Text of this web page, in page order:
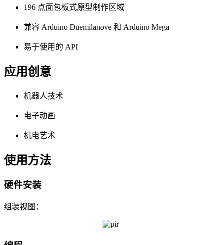
196 点面包板式原型制作区域
兼容 Arduino Duemilanove 和 Arduino Mega
易于使用的 API
应用创意
机器人技术
电子动画
机电艺术
使用方法
硬件安装
组装视图：